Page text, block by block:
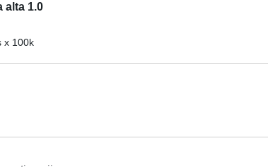
alta 1.0
x 100k